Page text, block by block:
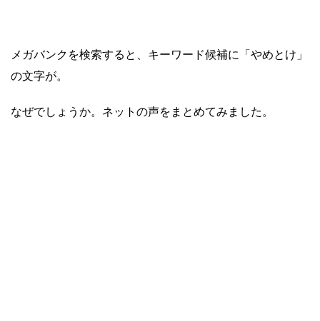
メガバンクを検索すると、キーワード候補に「やめとけ」
の文字が。
なぜでしょうか。ネットの声をまとめてみました。